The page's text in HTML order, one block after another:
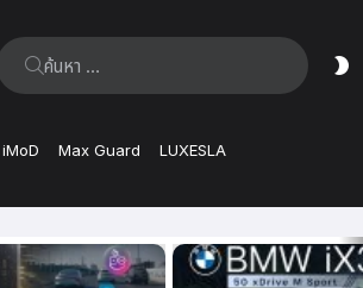
ค้นหา:
iMoD Max Guard LUXESLA